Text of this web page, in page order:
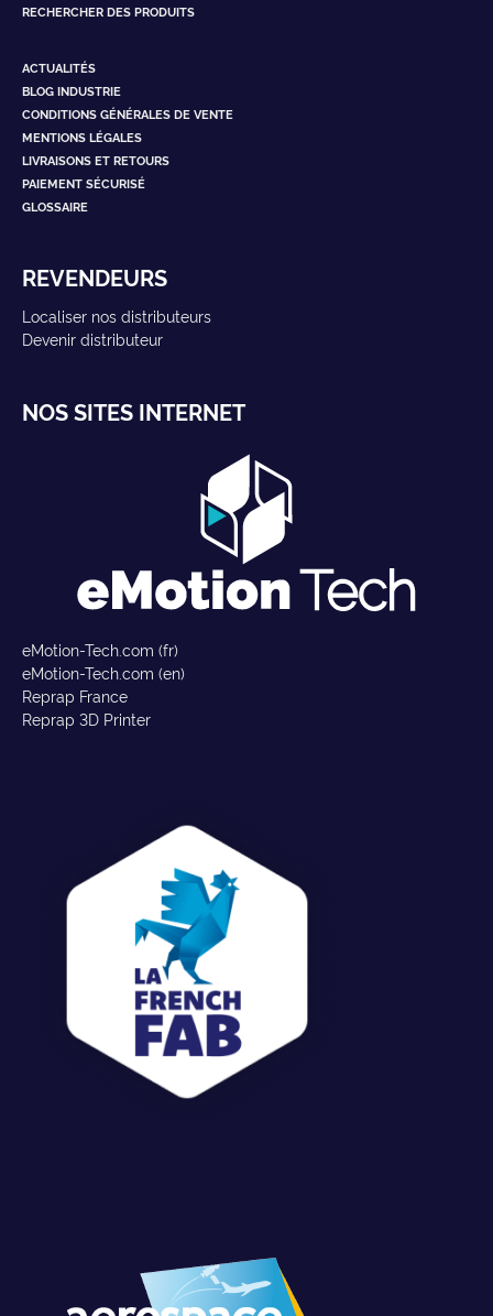
RECHERCHER DES PRODUITS
ACTUALITÉS
BLOG INDUSTRIE
CONDITIONS GÉNÉRALES DE VENTE
MENTIONS LÉGALES
LIVRAISONS ET RETOURS
PAIEMENT SÉCURISÉ
GLOSSAIRE
REVENDEURS
Localiser nos distributeurs
Devenir distributeur
NOS SITES INTERNET
eMotion-Tech.com (fr)
eMotion-Tech.com (en)
Reprap France
Reprap 3D Printer